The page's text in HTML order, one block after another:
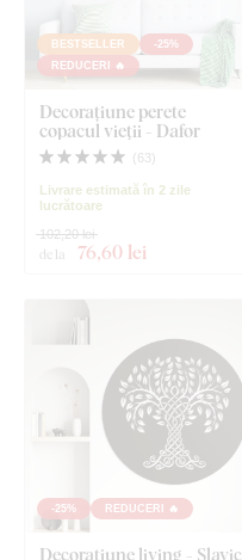
BESTSELLER
-25%
REDUCERI 🔥
Decorațiune perete
copacul vieții - Dafor
( 63)
Livrare estimată în 2 zile
lucrătoare
de la 76,60 lei
102,20 lei
-25% REDUCERI 🔥
Decorațiune living - Slavic